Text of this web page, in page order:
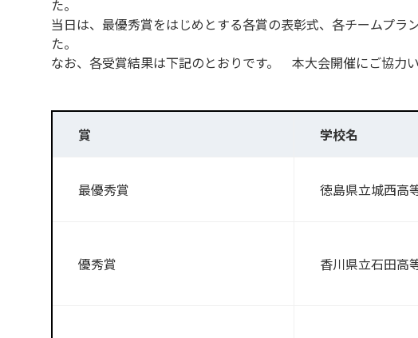
た。
当日は、最優秀賞をはじめとする各賞の表彰式、各チームプ
た。
なお、各受賞結果は下記のとおりです。 本大会開催にご協力
賞 学校名
最優秀賞 徳島県立城西高
優秀賞 香川県立石田高